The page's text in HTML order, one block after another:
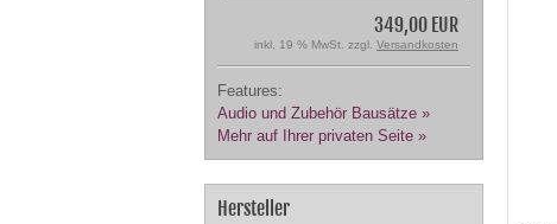
349,00 EUR
inkl. 19 % MwSt. zzgl. Versandkosten
Features:
Audio und Zubehör Bausätze »
Mehr auf Ihrer privaten Seite »
Hersteller